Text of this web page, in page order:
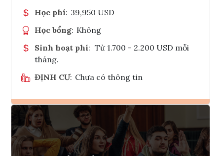
Học phí: 39,950 USD
Học bổng: Không
Sinh hoạt phí: Từ 1.700 - 2.200 USD mỗi
tháng.
ĐỊNH CƯ: Chưa có thông tin
Ghi danh
Tham vấn Interlink